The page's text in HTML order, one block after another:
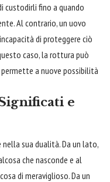
custodirli fino a quando
Al contrario, un uovo
di proteggere ciò
caso, la rottura può
a nuove possibilità
e
nella sua dualità. Da un lato,
che nasconde e al
di meraviglioso. Da un